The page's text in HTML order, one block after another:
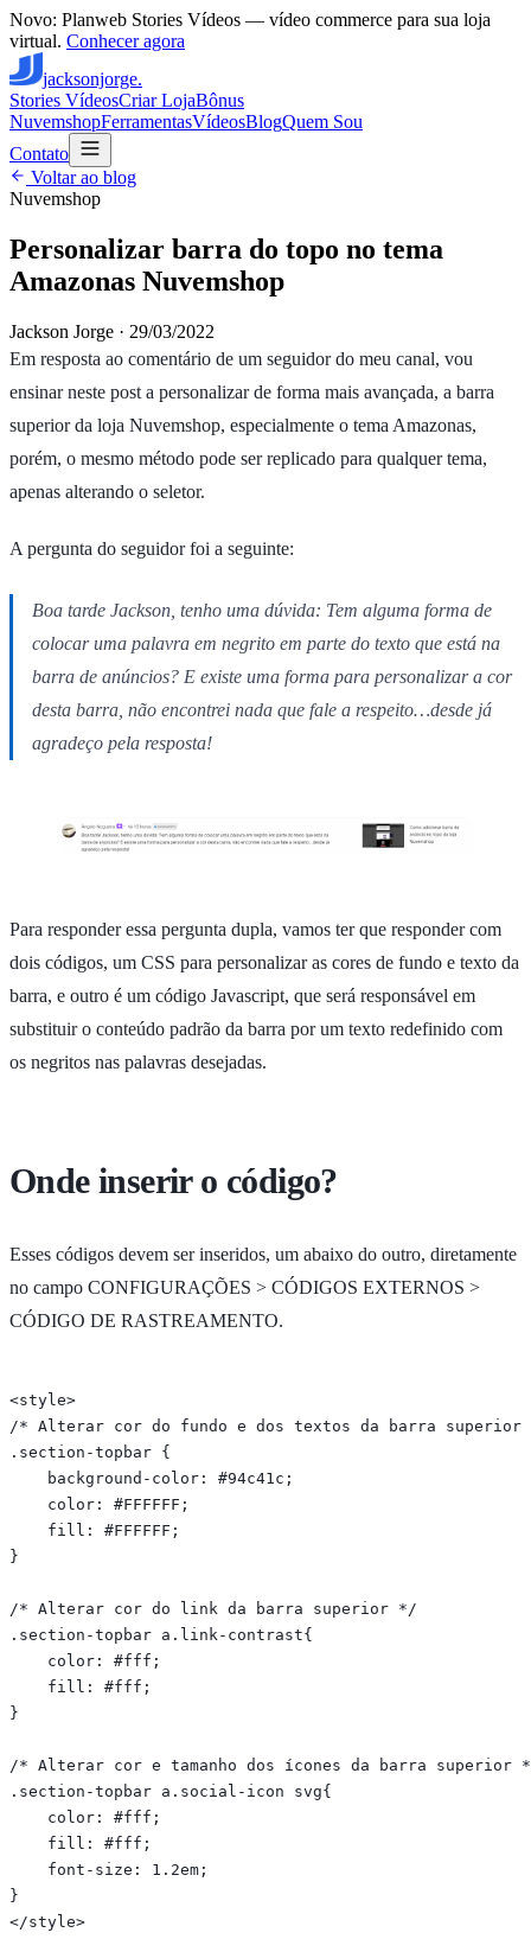
Novo: Planweb Stories Vídeos — vídeo commerce para sua loja
virtual. Conhecer agora
jacksonjorge.
Stories VídeosCriar LojaBônus
NuvemshopFerramentasVídeosBlogQuem Sou
Contato
Voltar ao blog
Nuvemshop
Personalizar barra do topo no tema
Amazonas Nuvemshop
Jackson Jorge · 29/03/2022
Em resposta ao comentário de um seguidor do meu canal, vou
ensinar neste post a personalizar de forma mais avançada, a barra
superior da loja Nuvemshop, especialmente o tema Amazonas,
porém, o mesmo método pode ser replicado para qualquer tema,
apenas alterando o seletor.
A pergunta do seguidor foi a seguinte:
Boa tarde Jackson, tenho uma dúvida: Tem alguma forma de
colocar uma palavra em negrito em parte do texto que está na
barra de anúncios? E existe uma forma para personalizar a cor
desta barra, não encontrei nada que fale a respeito…desde já
agradeço pela resposta!
Para responder essa pergunta dupla, vamos ter que responder com
dois códigos, um CSS para personalizar as cores de fundo e texto da
barra, e outro é um código Javascript, que será responsável em
substituir o conteúdo padrão da barra por um texto redefinido com
os negritos nas palavras desejadas.
Onde inserir o código?
Esses códigos devem ser inseridos, um abaixo do outro, diretamente
no campo CONFIGURAÇÕES > CÓDIGOS EXTERNOS >
CÓDIGO DE RASTREAMENTO.
<style>
/* Alterar cor do fundo e dos textos da barra
.section-topbar {
    background-color: #94c41c;
    color: #FFFFFF;
    fill: #FFFFFF;
}
/* Alterar cor do link da barra superior */
.section-topbar a.link-contrast{
    color: #fff;
    fill: #fff;
}
/* Alterar cor e tamanho dos ícones da barra superior
.section-topbar a.social-icon svg{
    color: #fff;
    fill: #fff;
    font-size: 1.2em;
}
</style>